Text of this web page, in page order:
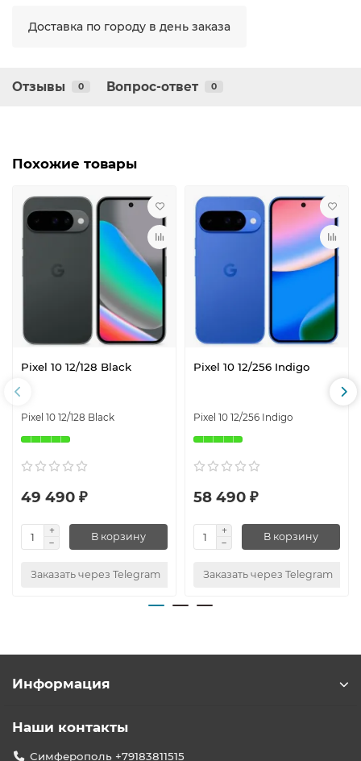
Доставка по городу в день заказа
Отзывы 0 Вопрос-ответ 0
Похожие товары
Pixel 10 12/128 Black
Pixel 10 12/128 Black
49 490 ₽
В корзину
Заказать через Telegram
Pixel 10 12/256 Indigo
Pixel 10 12/256 Indigo
58 490 ₽
В корзину
Заказать через Telegram
Информация
Наши контакты
Симферополь +79183811515